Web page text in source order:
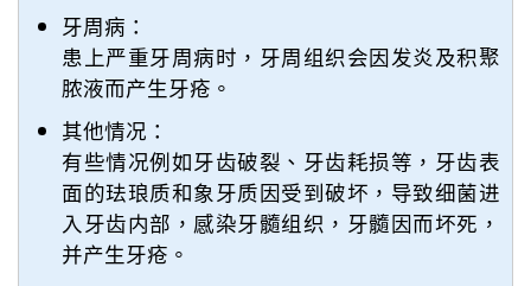
牙周病：
患上严重牙周病时，牙周组织会因发炎及积聚
脓液而产生牙疮。
其他情况：
有些情况例如牙齿破裂、牙齿耗损等，牙齿表
面的珐琅质和象牙质因受到破坏，导致细菌进
入牙齿内部，感染牙髓组织，牙髓因而坏死，
并产生牙疮。